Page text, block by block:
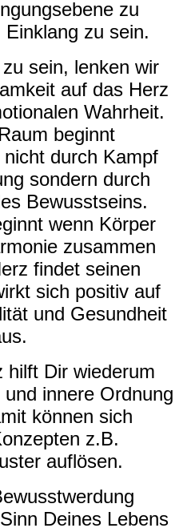
zu
zu sein.
sein, lenken wir
auf das Herz
Wahrheit.
beginnt
durch Kampf
sondern durch
Bewusstseins.
wenn Körper
zusammen
findet seinen
sich positiv auf
und Gesundheit
hilft Dir wiederum
innere Ordnung
können sich
z.B.
auflösen.
Deines Lebens